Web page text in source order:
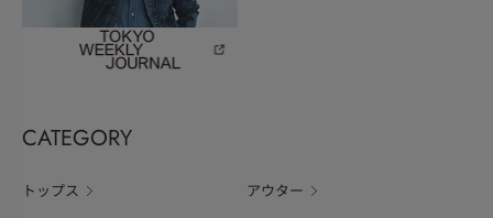
CATEGORY
トップス アウター